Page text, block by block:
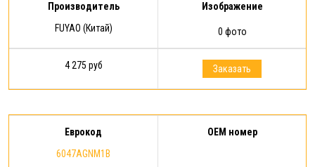
Производитель
FUYAO (Китай)
Изображение
0 фото
4 275 руб Заказать
Еврокод
6047AGNM1B
OEM номер